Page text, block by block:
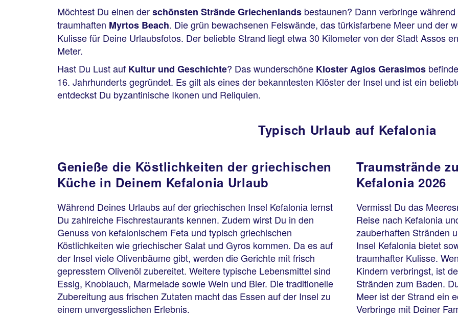
Möchtest Du einen derschönsten Strände Griechenlands bestaunen? Dann verbringe
traumhaften Myrtos Beach. Die grün bewachsenen Felswände, das türkisfarbene Meer und der
Kulisse für Deine Urlaubsfotos. Der beliebte Strand liegt etwa 30 Kilometer von der Stadt Assos
Meter.
Hast Du Lust auf Kultur und Geschichte? Das wunderschöne Kloster Agios Gerasimos
16. Jahrhunderts gegründet. Es gilt als eines der bekanntesten Klöster der Insel und ist ein
entdeckst Du byzantinische Ikonen und Reliquien.
Typisch Urlaub auf Kefalonia
Genieße die Köstlichkeiten der griechischen
Küche in Deinem Kefalonia Urlaub
Während Deines Urlaubs auf der griechischen Insel Kefalonia lernst
Du zahlreiche Fischrestaurants kennen. Zudem wirst Du in den
Genuss von kefalonischem Feta und typisch griechischen
Köstlichkeiten wie griechischer Salat und Gyros kommen. Da es auf
der Insel viele Olivenbäume gibt, werden die Gerichte mit frisch
gepresstem Olivenöl zubereitet. Weitere typische Lebensmittel sind
Essig, Knoblauch, Marmelade sowie Wein und Bier. Die traditionelle
Zubereitung aus frischen Zutaten macht das Essen auf der Insel zu
einem unvergesslichen Erlebnis.
Traumstrände
Kefalonia 2026
Vermisst Du das
Reise nach Kefalonia
zauberhaften Stränden
Insel Kefalonia bietet
traumhafter Kulisse.
Kindern verbringst, ist
Stränden zum Baden.
Meer ist der Strand ein
Verbringe mit Deiner